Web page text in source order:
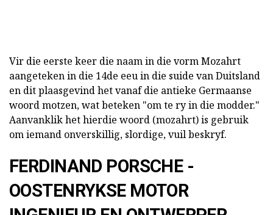
Vir die eerste keer die naam in die vorm Mozahrt
aangeteken in die 14de eeu in die suide van Duitsland
en dit plaasgevind het vanaf die antieke Germaanse
woord motzen, wat beteken "om te ry in die modder."
Aanvanklik het hierdie woord (mozahrt) is gebruik
om iemand onverskillig, slordige, vuil beskryf.
FERDINAND PORSCHE -
OOSTENRYKSE MOTOR